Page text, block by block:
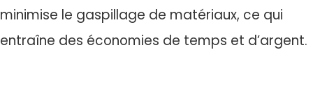
minimise le gaspillage de matériaux, ce qui
entraîne des économies de temps et d’argent.